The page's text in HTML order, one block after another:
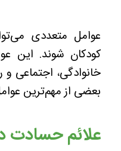
عوامل متعددی
کودکان شوند. این
خانوادگی، اجتماعی
بعضی از مهم‌ترین
علائم حسادت